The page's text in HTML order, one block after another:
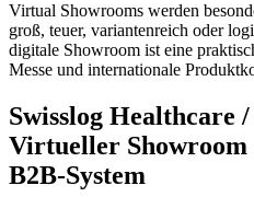
Virtual Showrooms werden
groß, teuer, variantenreich oder
digitale Showroom ist eine
Messe und internationale
Swisslog Healthcare
Virtueller Showroom
B2B-System